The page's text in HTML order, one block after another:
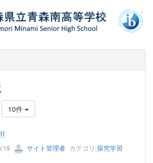
10件
19 サイト管理者 カテゴリ:探究学習